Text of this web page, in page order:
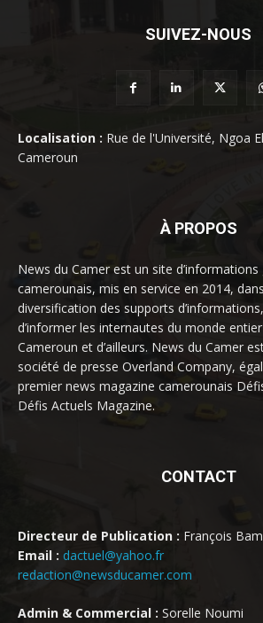
SUIVEZ-NOUS
Localisation : Rue de l'Université, Ngoa
Cameroun
À PROPOS
News du Camer est un site d’informations
camerounais, mis en service en 2014,
diversification des supports
d’informer les internautes du monde
Cameroun et d’ailleurs. News du Camer
société de presse Overland Company,
premier news magazine camerounais
Défis Actuels Magazine.
CONTACT
Directeur de Publication : François
Email : dactuel@yahoo.fr
redaction@newsducamer.com
Admin & Commercial : Sorelle Noumi